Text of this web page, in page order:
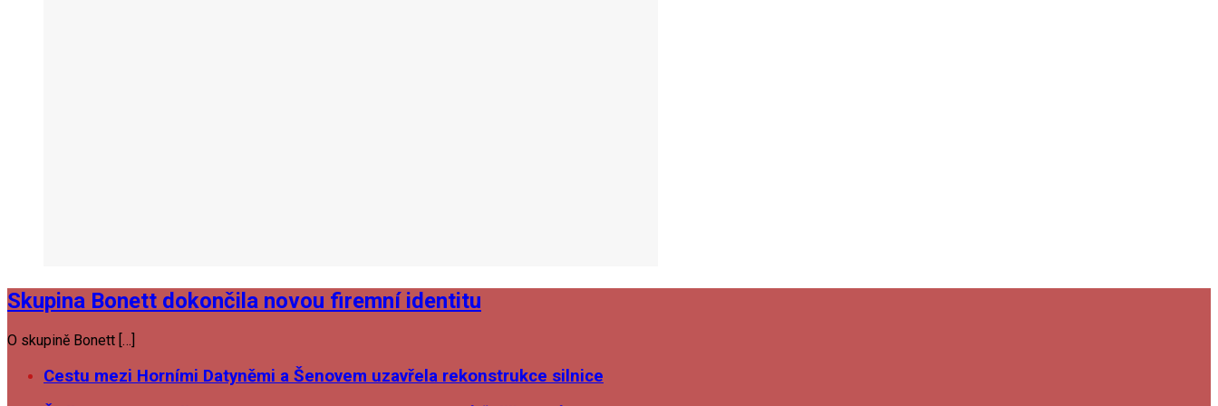
Skupina Bonett dokončila novou firemní identitu
O skupině Bonett […]
Cestu mezi Horními Datyněmi a Šenovem uzavřela rekonstrukce silnice